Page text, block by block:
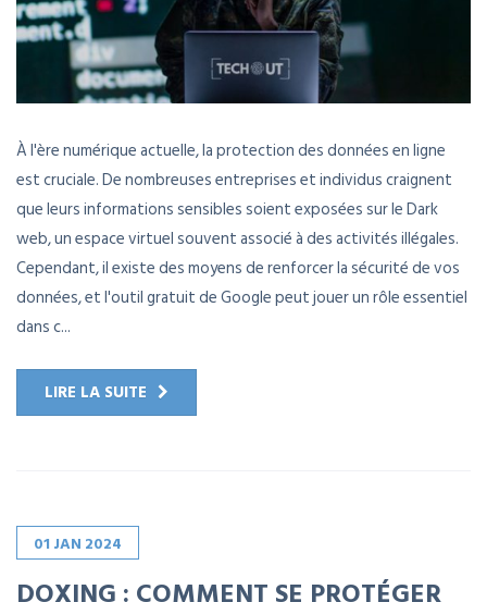
À l'ère numérique actuelle, la protection des données en ligne
est cruciale. De nombreuses entreprises et individus craignent
que leurs informations sensibles soient exposées sur le Dark
web, un espace virtuel souvent associé à des activités illégales.
Cependant, il existe des moyens de renforcer la sécurité de vos
données, et l'outil gratuit de Google peut jouer un rôle essentiel
dans c...
LIRE LA SUITE
01 JAN 2024
DOXING : COMMENT SE PROTÉGER